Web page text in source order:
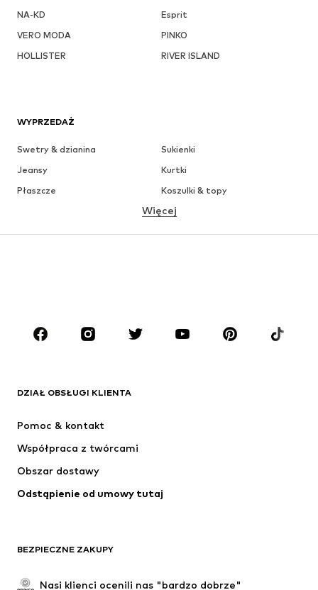
NA-KD
Esprit
VERO MODA
PINKO
HOLLISTER
RIVER ISLAND
WYPRZEDAŻ
Swetry & dzianina
Sukienki
Jeansy
Kurtki
Płaszcze
Koszulki & topy
Bielizna
Akcesoria
Premium
Nowości
Kurtki
Bielizna
Płaszcze
Spódnice
Specjalne okazje
Więcej
DZIAŁ OBSŁUGI KLIENTA
Pomoc & kontakt
Współpraca z twórcami
Obszar dostawy
Odstąpienie od umowy tutaj
BEZPIECZNE ZAKUPY
Nasi klienci ocenili nas "bardzo dobrze"